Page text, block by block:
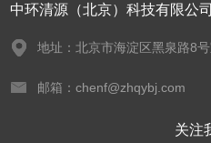
中环清源（北京）科技有限公司
地址：北京市海淀区黑泉路8
邮箱：chenf@zhqybj.com
关注